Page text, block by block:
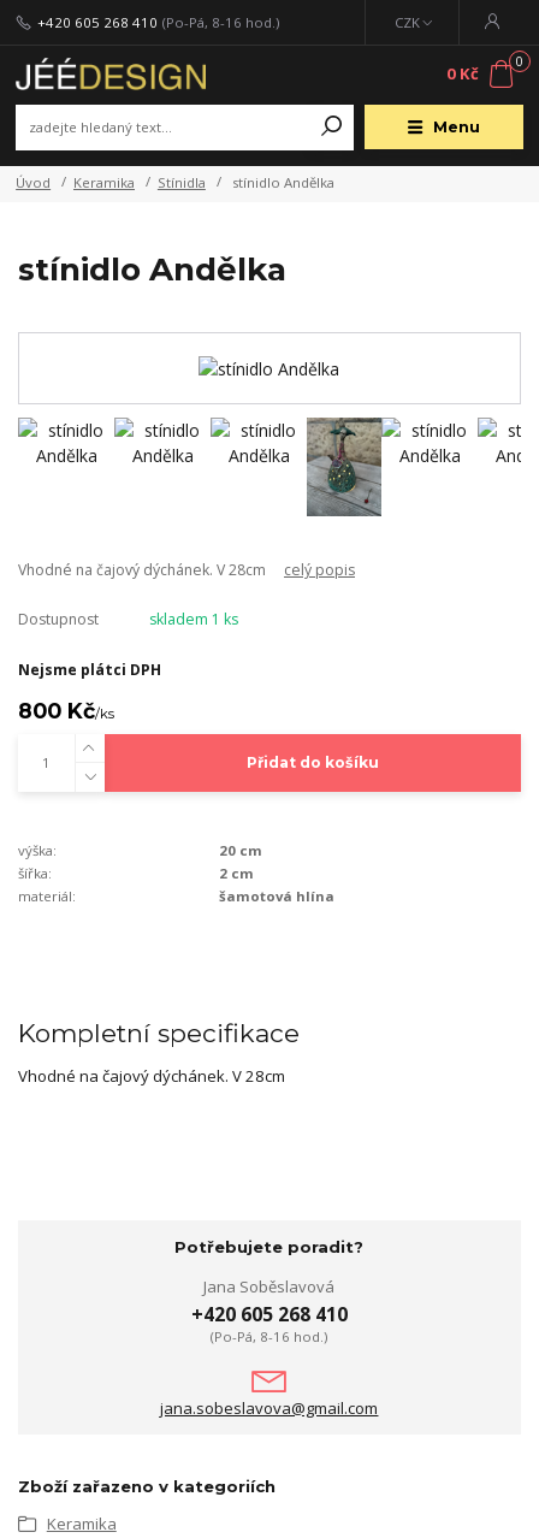
Menu
CZK
+420 605 268 410 (Po-Pá, 8-16 hod.)
0
0 Kč
Úvod Keramika Stínidla stínidlo Andělka
stínidlo Andělka
Vhodné na čajový dýchánek. V 28cm celý popis
Dostupnost skladem 1 ks
Nejsme plátci DPH
800 Kč/ks
Přidat do košíku
výška:
20 cm
šířka:
2 cm
materiál:
šamotová hlína
Kompletní specifikace
Vhodné na čajový dýchánek. V 28cm
Potřebujete poradit?
Jana Soběslavová
+420 605 268 410
(Po-Pá, 8-16 hod.)
jana.sobeslavova@gmail.com
Zboží zařazeno v kategoriích
Keramika